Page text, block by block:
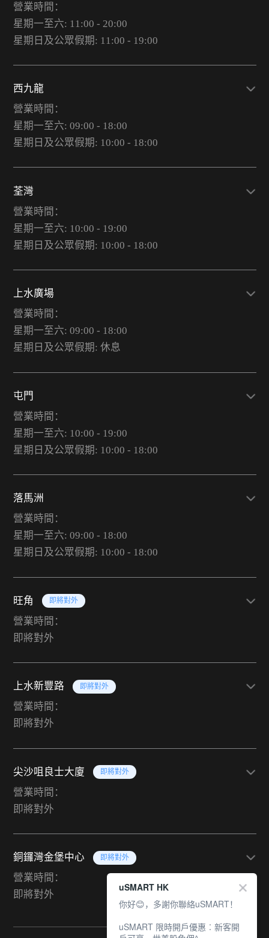
營業時間：
星期一至六: 11:00 - 20:00
星期日及公眾假期: 11:00 - 19:00
西九龍
營業時間：
星期一至六: 09:00 - 18:00
星期日及公眾假期: 10:00 - 18:00
荃灣
營業時間：
星期一至六: 10:00 - 19:00
星期日及公眾假期: 10:00 - 18:00
上水廣場
營業時間：
星期一至六: 09:00 - 18:00
星期日及公眾假期: 休息
屯門
營業時間：
星期一至六: 10:00 - 19:00
星期日及公眾假期: 10:00 - 18:00
落馬洲
營業時間：
星期一至六: 09:00 - 18:00
星期日及公眾假期: 10:00 - 18:00
旺角 即將對外
營業時間：
即將對外
上水新豐路 即將對外
營業時間：
即將對外
尖沙咀良士大廈 即將對外
營業時間：
即將對外
銅鑼灣金堡中心 即將對外
營業時間：
即將對外
uSMART HK
你好😊，多謝你聯絡uSMART！
uSMART 限時開戶優惠︰新客開